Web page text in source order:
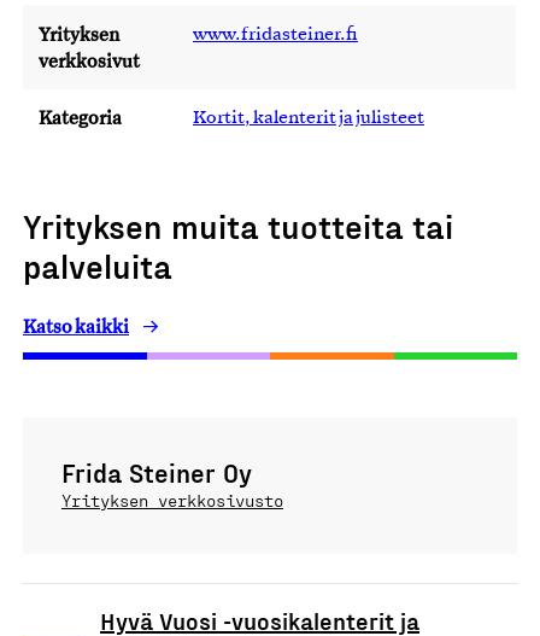
Yrityksen
verkkosivut
www.fridasteiner.fi
Kategoria Kortit, kalenterit ja julisteet
Yrityksen muita tuotteita tai
palveluita
Katso kaikki
Frida Steiner Oy
Yrityksen verkkosivusto
Hyvä Vuosi -vuosikalenterit ja